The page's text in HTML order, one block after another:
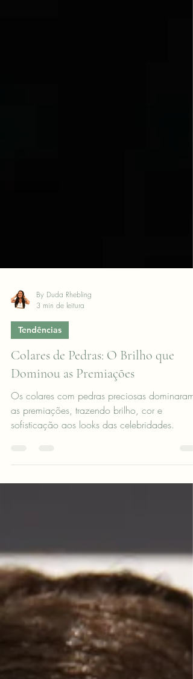
3 min de leitura
Tendências
Colares de Pedras: O Brilho que
Dominou as Premiações
Os colares com pedras preciosas dominaram
as premiações, trazendo brilho, cor e